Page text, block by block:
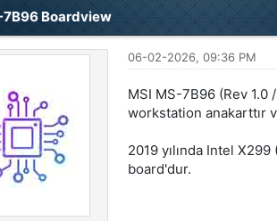
7B96 Boardview
06-02-2026, 09:36 PM
MSI MS-7B96 (Rev
workstation anakarttır
2019 yılında Intel
board'dur.